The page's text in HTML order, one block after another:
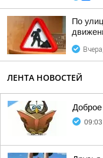
По
ЛЕНТА НОВОСТЕЙ
Доброе
09:03